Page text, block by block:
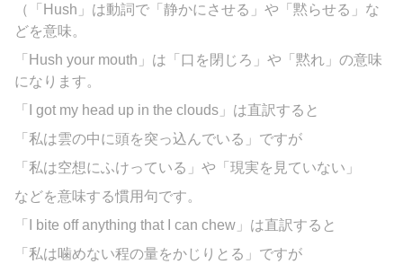
（「Hush」は動詞で「静かにさせる」や「黙らせる」な
どを意味。
「Hush your mouth」は「口を閉じろ」や「黙れ」の意味
になります。
「I got my head up in the clouds」は直訳すると
「私は雲の中に頭を突っ込んでいる」ですが
「私は空想にふけっている」や「現実を見ていない」
などを意味する慣用句です。
「I bite off anything that I can chew」は直訳すると
「私は噛めない程の量をかじりとる」ですが